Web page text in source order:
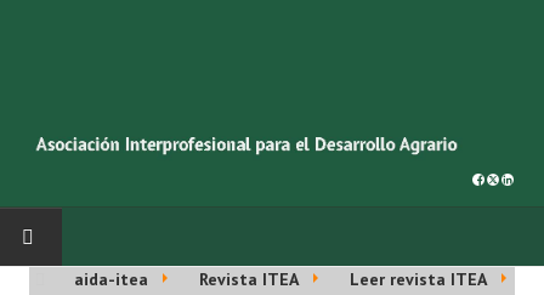
aida-itea Revista ITEA
Leer revista ITEA